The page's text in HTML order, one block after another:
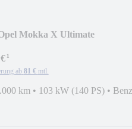
Mokka X Ultimate
¹
ab 81 € mtl.
km • 103 kW (140 PS) •